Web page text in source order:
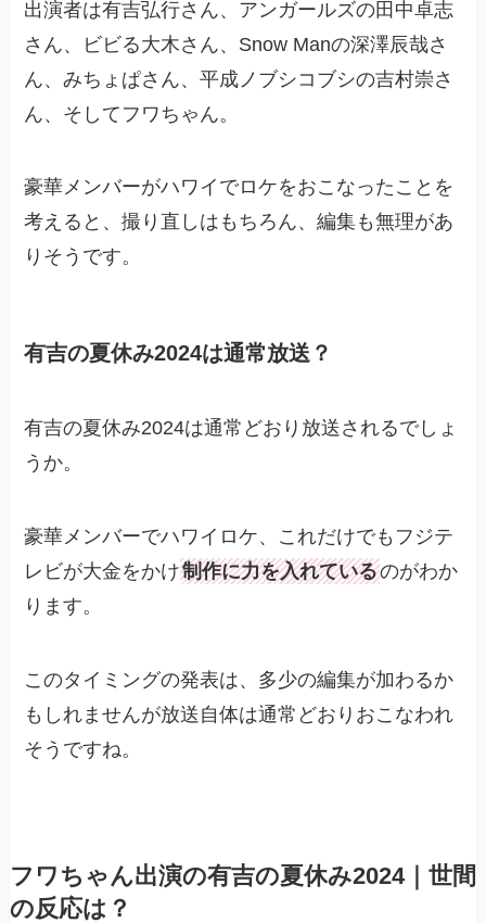
出演者は有吉弘行さん、アンガールズの田中卓志
さん、ビビる大木さん、Snow Manの深澤辰哉さ
ん、みちょぱさん、平成ノブシコブシの吉村崇さ
ん、そしてフワちゃん。
豪華メンバーがハワイでロケをおこなったことを
考えると、撮り直しはもちろん、編集も無理があ
りそうです。
有吉の夏休み2024は通常放送？
有吉の夏休み2024は通常どおり放送されるでしょ
うか。
豪華メンバーでハワイロケ、これだけでもフジテ
レビが大金をかけ制作に力を入れているのがわか
ります。
このタイミングの発表は、多少の編集が加わるか
もしれませんが放送自体は通常どおりおこなわれ
そうですね。
フワちゃん出演の有吉の夏休み2024｜世間
の反応は？